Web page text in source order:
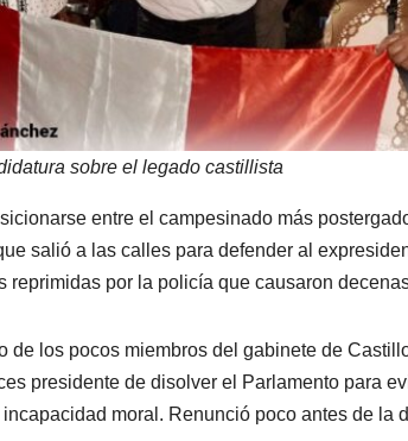
sobre el legado castillista
entre el campesinado más
salió a las calles para defender al
reprimidas por la policía que causaron
de los pocos miembros del gabinete de
presidente de disolver el Parlamento para
incapacidad moral. Renunció poco antes de la